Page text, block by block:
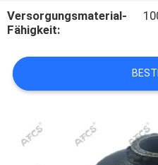
ANGEBOT
ANFORDERN
Versorgungsmaterial-
Fähigkeit: